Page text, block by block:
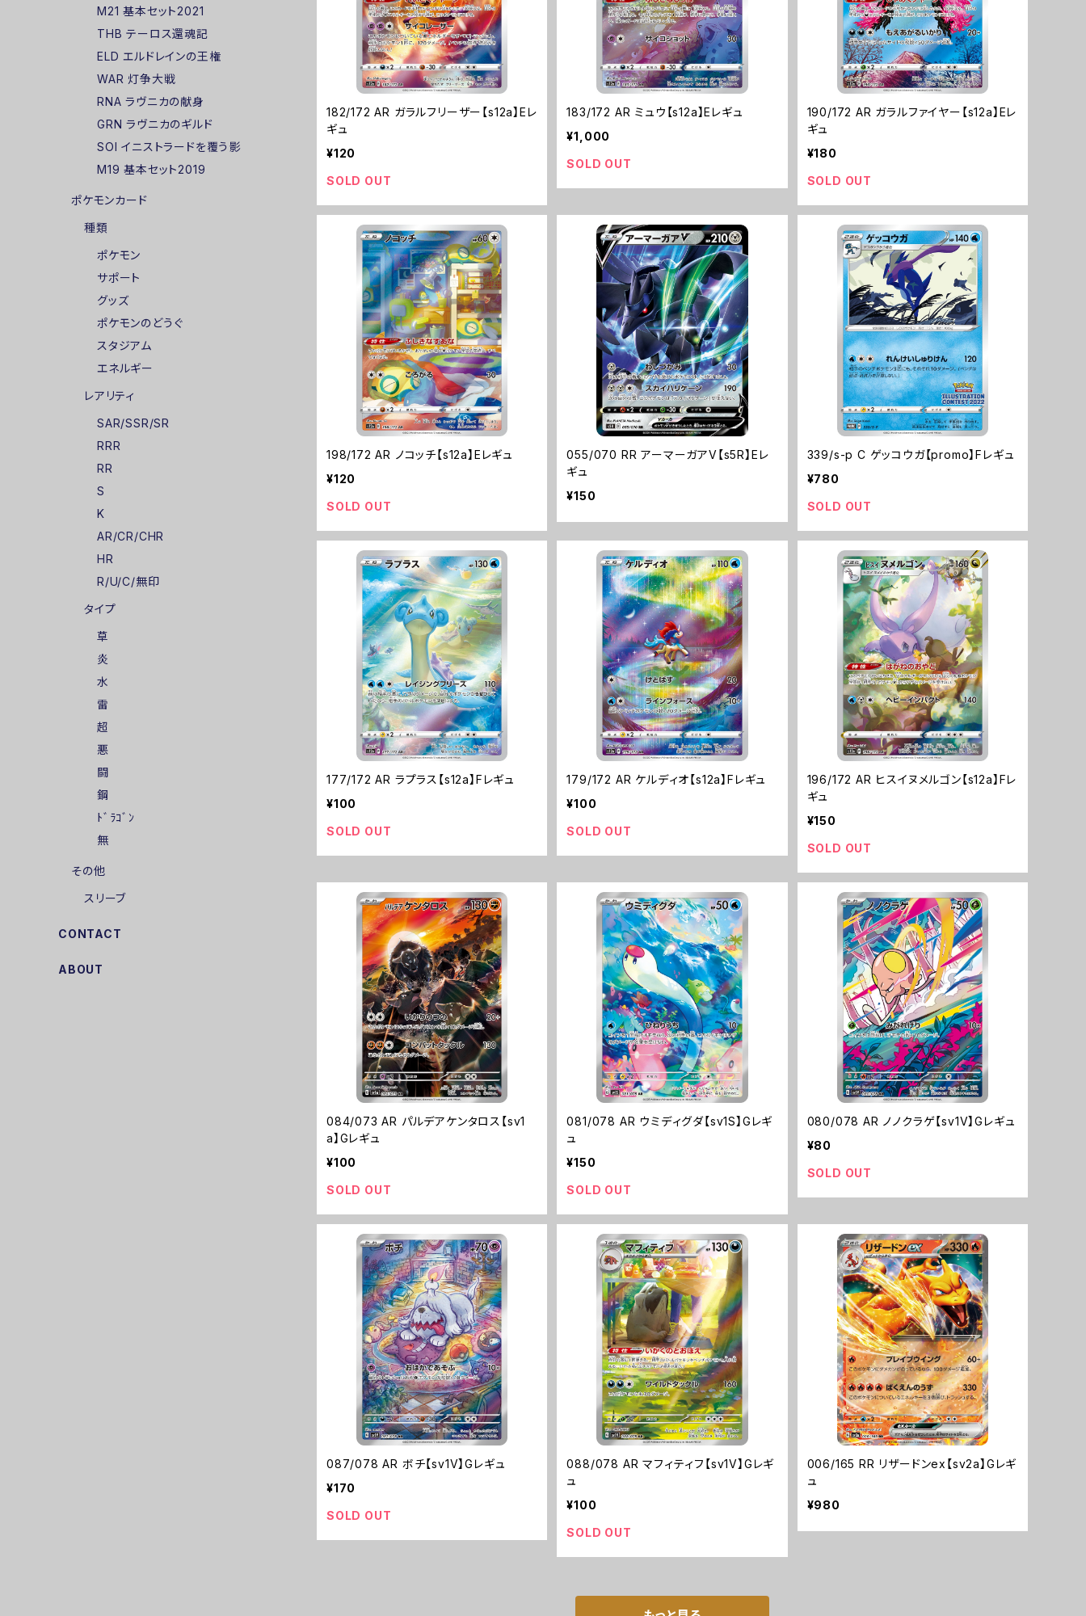
182/172 AR ガラルフリーザー【s12a】Eレ
ギュ
¥120
SOLD OUT
183/172 AR ミュウ【s12a】Eレギュ
¥1,000
SOLD OUT
190/172 AR ガラルファイヤー【s12a】Eレ
ギュ
¥180
SOLD OUT
198/172 AR ノコッチ【s12a】Eレギュ
¥120
SOLD OUT
055/070 RR アーマーガアV【s5R】Eレ
ギュ
¥150
339/s-p C ゲッコウガ【promo】Fレギュ
¥780
SOLD OUT
177/172 AR ラプラス【s12a】Fレギュ
¥100
SOLD OUT
179/172 AR ケルディオ【s12a】Fレギュ
¥100
SOLD OUT
196/172 AR ヒスイヌメルゴン【s12a】Fレ
ギュ
¥150
SOLD OUT
084/073 AR パルデアケンタロス【sv1
a】Gレギュ
¥100
SOLD OUT
081/078 AR ウミディグダ【sv1S】Gレギ
ュ
¥150
SOLD OUT
080/078 AR ノノクラゲ【sv1V】Gレギュ
¥80
SOLD OUT
087/078 AR ボチ【sv1V】Gレギュ
¥170
SOLD OUT
088/078 AR マフィティフ【sv1V】Gレギ
ュ
¥100
SOLD OUT
006/165 RR リザードンex【sv2a】Gレギ
ュ
¥980
M21 基本セット2021
THB テーロス還魂記
ELD エルドレインの王権
WAR 灯争大戦
RNA ラヴニカの献身
GRN ラヴニカのギルド
SOI イニストラードを覆う影
M19 基本セット2019
ポケモンカード
種類
ポケモン
サポート
グッズ
ポケモンのどうぐ
スタジアム
エネルギー
レアリティ
SAR/SSR/SR
RRR
RR
S
K
AR/CR/CHR
HR
R/U/C/無印
タイプ
草
炎
水
雷
超
悪
闘
鋼
ﾄﾞﾗｺﾞﾝ
無
その他
スリーブ
CONTACT
ABOUT